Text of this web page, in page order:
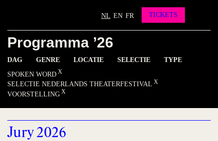
Contact
INSTAGRAM FACEBOOK YOUTUBE
NL EN FR TICKETS
Programma ’26
DAG GENRE LOCATIE SELECTIE
TYPE
SPOKEN WORD
SELECTIE NEDERLANDS THEATERFESTIVAL
VOORSTELLING
Jury 2026